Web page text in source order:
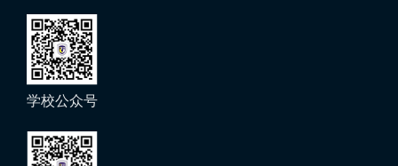
学校公众号